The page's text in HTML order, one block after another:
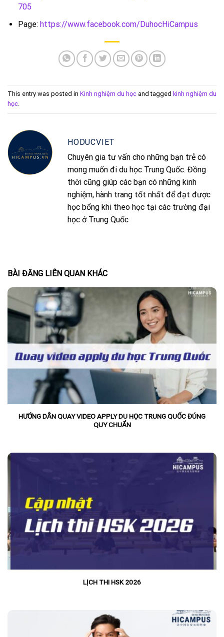
705
Page: https://www.facebook.com/DuhocHiCampus
This entry was posted in Kinh nghiệm du học and tagged kinh nghiệm du
học.
HODUCVIET
Chuyên gia tư vấn cho những bạn trẻ có
mong muốn đi du học Trung Quốc. Đồng
thời cũng giúp các bạn có những kinh
nghiệm, hành trang tốt nhất để đạt được
học bổng khi theo học tại các trường đại
học ở Trung Quốc
BÀI ĐĂNG LIÊN QUAN KHÁC
HƯỚNG DẪN QUAY VIDEO APPLY DU HỌC TRUNG QUỐC ĐÚNG
QUY CHUẨN
LỊCH THI HSK 2026